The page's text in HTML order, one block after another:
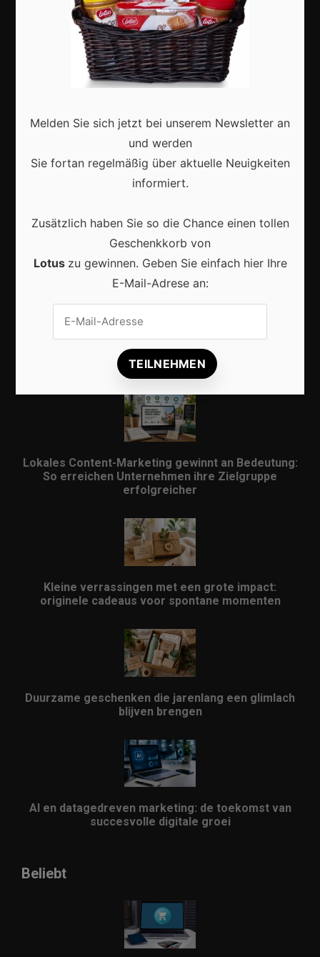
Erfolgsgeschichten
Deutschland
Aktuell
Lokale Suchmaschinenoptimierung bleibt der
Schlüssel für mehr regionale Kunden
Lokales Content-Marketing gewinnt an Bedeutung:
So erreichen Unternehmen ihre Zielgruppe
erfolgreicher
Kleine verrassingen met een grote impact:
originele cadeaus voor spontane momenten
Duurzame geschenken die jarenlang een glimlach
blijven brengen
AI en datagedreven marketing: de toekomst van
succesvolle digitale groei
Beliebt
Melden Sie sich jetzt bei unserem Newsletter an
und werden
Sie fortan regelmäßig über aktuelle Neuigkeiten
informiert.
Zusätzlich haben Sie so die Chance einen tollen
Geschenkkorb von
Lotus zu gewinnen. Geben Sie einfach hier Ihre
E-Mail-Adrese an: